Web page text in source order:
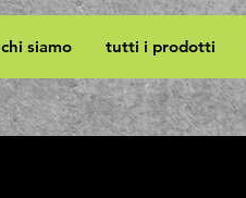
chi siamo tutti i prodotti